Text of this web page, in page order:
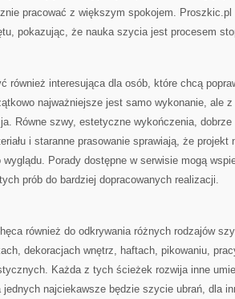
pracować z większym spokojem.
pokazując, że nauka szycia jest procesem
również interesująca dla osób, które chcą
najważniejsze jest samo wykonanie, ale
Równe szwy, estetyczne wykończenia, dobrze
i staranne prasowanie sprawiają, że projekt
wyglądu. Porady dostępne w serwisie mogą
prób do bardziej dopracowanych realizacji.
również do odkrywania różnych rodzajów
dekoracjach wnętrz, haftach, pikowaniu,
Każda z tych ścieżek rozwija inne
jednych najciekawsze będzie szycie ubrań, dla